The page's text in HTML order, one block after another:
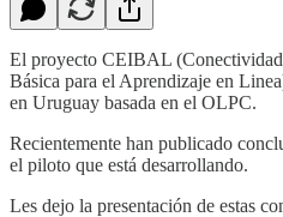
El proyecto CEIBAL
Básica para el Aprendizaje en
en Uruguay basada en el OLPC.
Recientemente han publicado
el piloto que está desarrollando.
Les dejo la presentación de estas